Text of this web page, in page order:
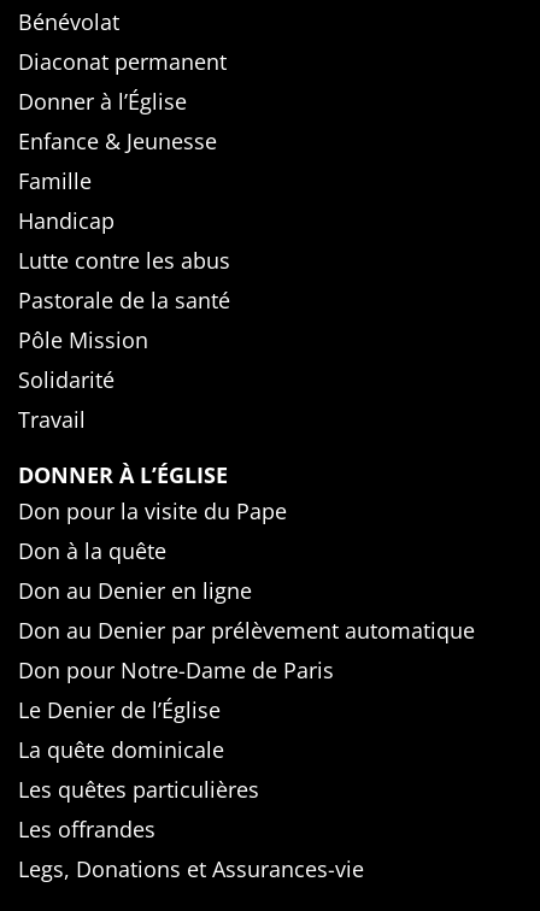
Bénévolat
Diaconat permanent
Donner à l’Église
Enfance & Jeunesse
Famille
Handicap
Lutte contre les abus
Pastorale de la santé
Pôle Mission
Solidarité
Travail
DONNER À L’ÉGLISE
Don pour la visite du Pape
Don à la quête
Don au Denier en ligne
Don au Denier par prélèvement automatique
Don pour Notre-Dame de Paris
Le Denier de l’Église
La quête dominicale
Les quêtes particulières
Les offrandes
Legs, Donations et Assurances-vie